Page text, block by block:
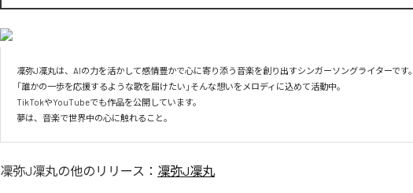
凜弥J凜丸は、AIの力を活かして感情豊かで心に寄り添う音楽を創り出すシンガーソングライターです。
「誰かの一歩を応援するような歌を届けたい」そんな想いをメロディに込めて活動中。
TikTokやYouTubeでも作品を公開しています。
凜弥J凜丸の他のリリース： 凜弥J凜丸